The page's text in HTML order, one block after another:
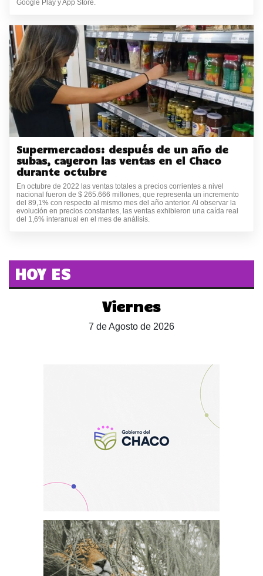
Google Play y App Store.
Supermercados: después de un año de
subas, cayeron las ventas en el Chaco
durante octubre
En octubre de 2022 las ventas totales a precios corrientes a nivel
nacional fueron de $ 265.666 millones, que representa un incremento
del 89,1% con respecto al mismo mes del año anterior. Al observar la
evolución en precios constantes, las ventas exhibieron una caída real
del 1,6% interanual en el mes de análisis.
HOY ES
Viernes
7 de Agosto de 2026